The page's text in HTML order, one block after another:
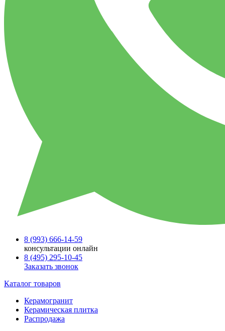
8 (993) 666-14-59
консультации онлайн
8 (495) 295-10-45
Заказать звонок
Каталог товаров
Керамогранит
Керамическая плитка
Распродажа